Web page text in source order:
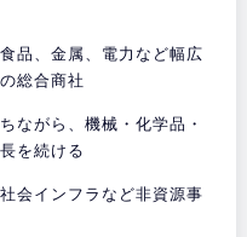
品、金属、電力など幅広
総合商社
ながら、機械・化学品・
を続ける
会インフラなど非資源事